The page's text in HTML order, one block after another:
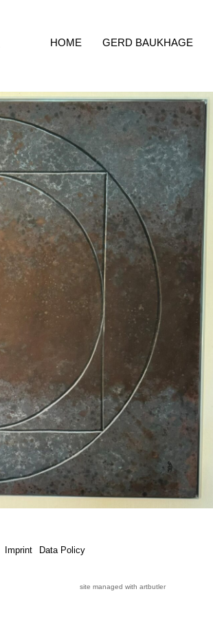
HOME GERD BAUKHAGE
Imprint Data Policy
site managed with artbutler